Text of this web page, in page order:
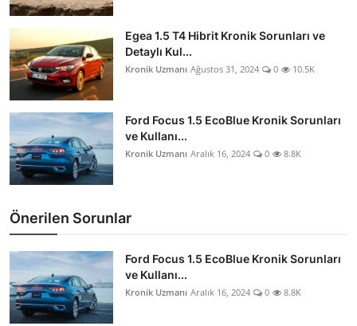
Egea 1.5 T4 Hibrit Kronik Sorunları ve
Detaylı Kul...
Kronik Uzmanı Ağustos 31, 2024 0 10.5K
Ford Focus 1.5 EcoBlue Kronik Sorunları
ve Kullanı...
Kronik Uzmanı Aralık 16, 2024 0 8.8K
Önerilen Sorunlar
Ford Focus 1.5 EcoBlue Kronik Sorunları
ve Kullanı...
Kronik Uzmanı Aralık 16, 2024 0 8.8K